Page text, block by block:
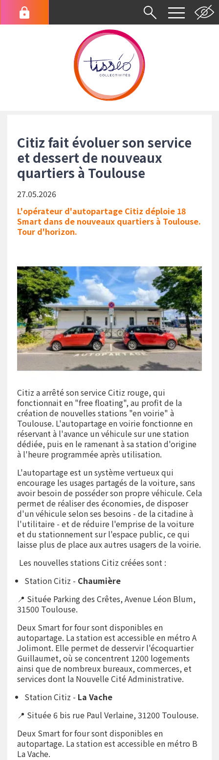
contenu
Menu
du
d'Ariane
Citiz fait évoluer son service
et dessert de nouveaux
quartiers à Toulouse
27.05.2026
L'opérateur d'autopartage Citiz déploie 18
Smart dans de nouveaux quartiers à Toulouse.
Tour d'horizon.
Citiz a arrêté son service Citiz rouge, qui
fonctionnait en "free floating", au profit de la
création de nouvelles stations "en voirie" à
Toulouse. L'autopartage en voirie fonctionne en
réservant à l'avance un véhicule sur une station
dédiée, puis en le ramenant à sa station d'origine
à l'heure programmée après utilisation.
L'autopartage est un système vertueux qui
encourage les usages partagés de la voiture, sans
avoir besoin de posséder son propre véhicule. Cela
permet de réaliser des économies, de disposer
d'un véhicule selon ses besoins - de la citadine à
l'utilitaire - et de réduire l'emprise de la voiture
et du stationnement sur l'espace public, ce qui
laisse plus de place aux autres usagers de la voirie.
Les nouvelles stations Citiz créées sont :
Station Citiz - Chaumière
📍 Située Parking des Crêtes, Avenue Léon Blum,
31500 Toulouse.
Deux Smart for four sont disponibles en
autopartage. La station est accessible en métro A
Jolimont. Elle permet de desservir l'écoquartier
Guillaumet, où se concentrent 1200 logements
ainsi que de nombreux bureaux, commerces, et
services dont la Nouvelle Cité Administrative.
Station Citiz - La Vache
📍 Située 6 bis rue Paul Verlaine, 31200 Toulouse.
Deux Smart for four sont disponibles en
autopartage. La station est accessible en métro B
La Vache.